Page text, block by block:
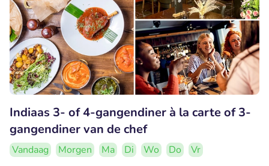
Indiaas 3- of 4-gangendiner à la carte of 3-
gangendiner van de chef
Vandaag Morgen Ma Di Wo Do
Vr